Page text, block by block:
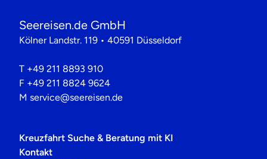
Seereisen.de GmbH
Kölner Landstr. 119 • 40591 Düsseldorf
T +49 211 8893 910
F +49 211 8824 9624
M service@seereisen.de
Kreuzfahrt Suche & Beratung mit KI
Kontakt